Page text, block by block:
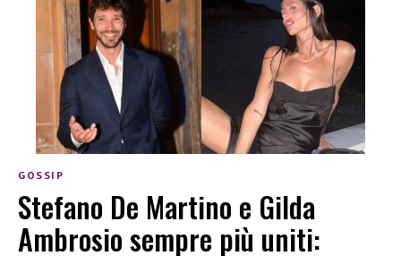
GOSSIP
Stefano De Martino e Gilda
Ambrosio sempre più uniti: